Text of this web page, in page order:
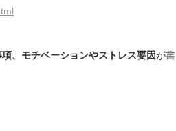
、モチベーションやストレス要因が書